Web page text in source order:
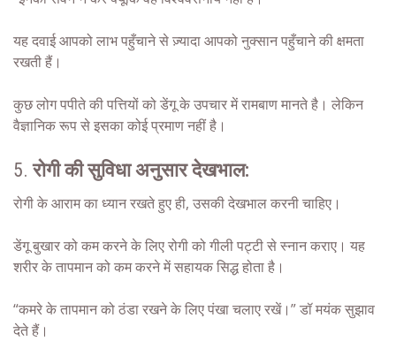
यह दवाई आपको लाभ पहुँचाने से ज़्यादा आपको नुक्सान पहुँचाने की क्षमता
रखती हैं।
कुछ लोग पपीते की पत्तियों को डेंगू के उपचार में रामबाण मानते है। लेकिन
वैज्ञानिक रूप से इसका कोई प्रमाण नहीं है।
5.रोगी की सुविधा अनुसार देखभाल:
रोगी के आराम का ध्यान रखते हुए ही, उसकी देखभाल करनी चाहिए।
डेंगू बुखार को कम करने के लिए रोगी को गीली पट्टी से स्नान कराए। यह
शरीर के तापमान को कम करने में सहायक सिद्ध होता है।
“कमरे के तापमान को ठंडा रखने के लिए पंखा चलाए रखें।” डॉ मयंक सुझाव
देते हैं।